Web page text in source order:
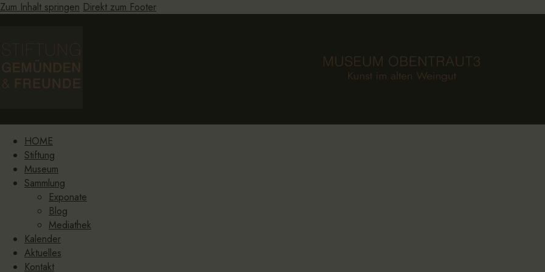
Zum Inhalt springen Direkt zum Footer
HOME
Stiftung
Museum
Sammlung
Exponate
Blog
Mediathek
Kalender
Aktuelles
Kontakt